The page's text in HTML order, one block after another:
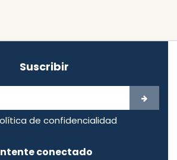
Suscribir
de confidencialidad
conectado